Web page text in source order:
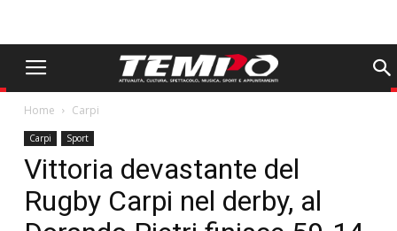
Home Carpi
Carpi Sport
Vittoria devastante del
Rugby Carpi nel derby, al